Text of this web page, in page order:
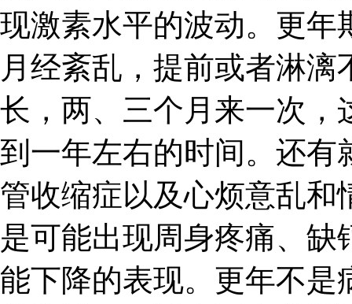
现激素水平的波动。更年
月经紊乱，提前或者淋
长，两、三个月来一次，
到一年左右的时间。还有
管收缩症以及心烦意乱和
是可能出现周身疼痛、
能下降的表现。更年不是